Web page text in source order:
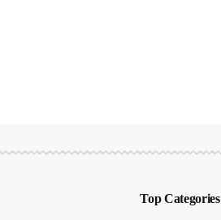
Top Categories